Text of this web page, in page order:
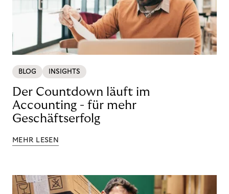
BLOG INSIGHTS
Der Countdown läuft im
Accounting - für mehr
Geschäftserfolg
MEHR LESEN